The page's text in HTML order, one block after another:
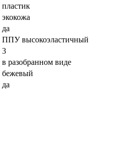
пластик
экокожа
да
ППУ высокоэластичный
3
в разобранном виде
бежевый
да